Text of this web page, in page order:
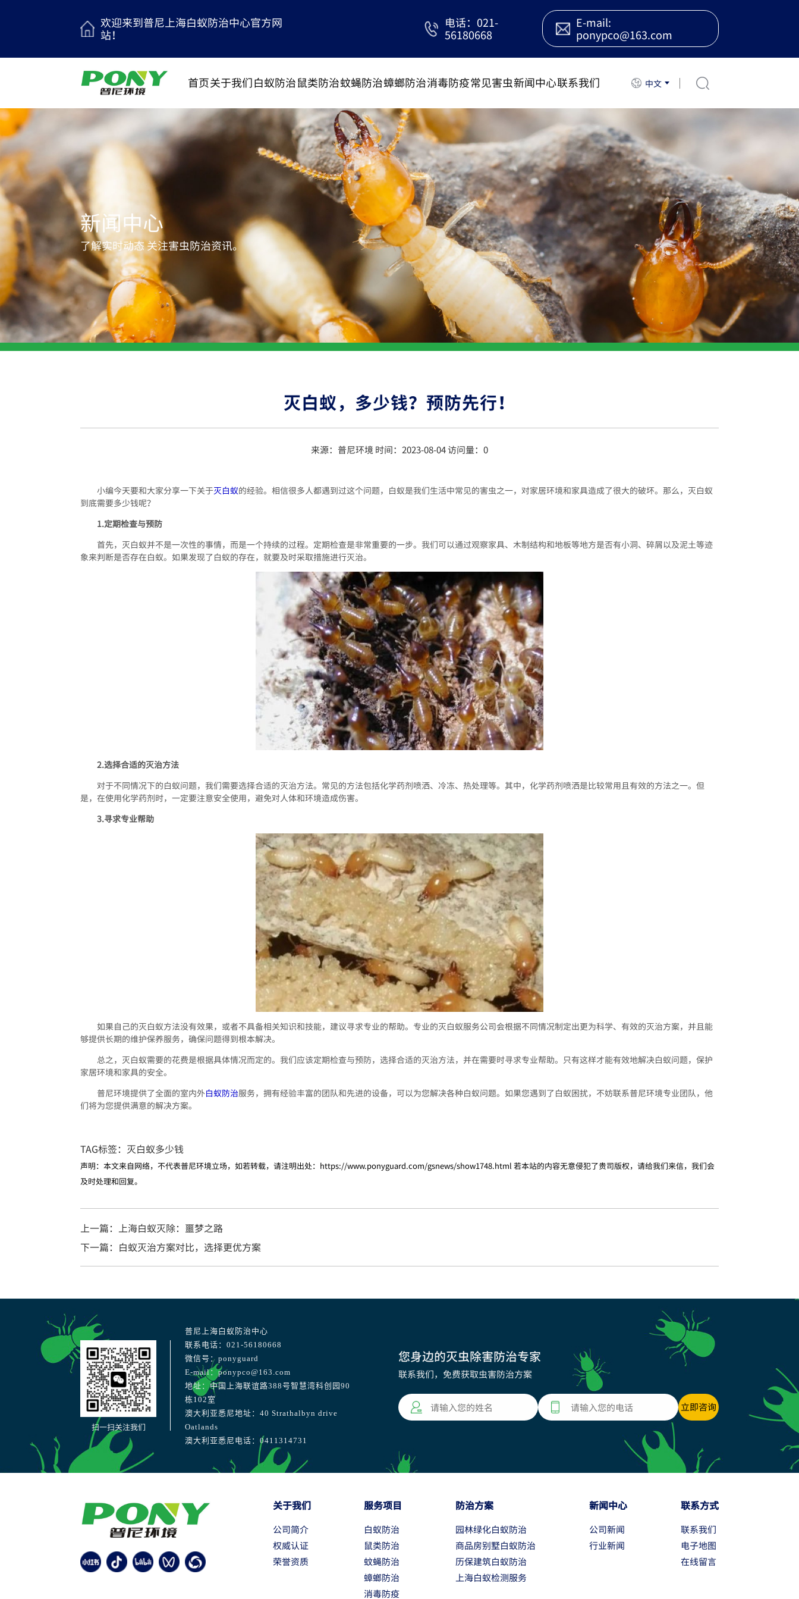
欢迎来到普尼上海白蚁防治中心官方网
站！
电话：021-
56180668
E-mail:
ponypco@163.com
首页关于我们白蚁防治鼠类防治蚊蝇防治蟑螂防治消毒防疫常见害虫新闻中心联系我们 中文
新闻中心
了解实时动态 关注害虫防治资讯。
灭白蚁，多少钱？预防先行！
来源：普尼环境 时间：2023-08-04 访问量： 0
小编今天要和大家分享一下关于灭白蚁的经验。相信很多人都遇到过这个问题，白蚁是我们生活中常见的害虫之一，对家居环境和家具造成了很大的破坏。那么，灭白蚁
到底需要多少钱呢？
1.定期检查与预防
首先，灭白蚁并不是一次性的事情，而是一个持续的过程。定期检查是非常重要的一步。我们可以通过观察家具、木制结构和地板等地方是否有小洞、碎屑以及泥土等迹
象来判断是否存在白蚁。如果发现了白蚁的存在，就要及时采取措施进行灭治。
2.选择合适的灭治方法
对于不同情况下的白蚁问题，我们需要选择合适的灭治方法。常见的方法包括化学药剂喷洒、冷冻、热处理等。其中，化学药剂喷洒是比较常用且有效的方法之一。但
是，在使用化学药剂时，一定要注意安全使用，避免对人体和环境造成伤害。
3.寻求专业帮助
如果自己的灭白蚁方法没有效果，或者不具备相关知识和技能，建议寻求专业的帮助。专业的灭白蚁服务公司会根据不同情况制定出更为科学、有效的灭治方案，并且能
够提供长期的维护保养服务，确保问题得到根本解决。
总之，灭白蚁需要的花费是根据具体情况而定的。我们应该定期检查与预防，选择合适的灭治方法，并在需要时寻求专业帮助。只有这样才能有效地解决白蚁问题，保护
家居环境和家具的安全。
普尼环境提供了全面的室内外白蚁防治服务，拥有经验丰富的团队和先进的设备，可以为您解决各种白蚁问题。如果您遇到了白蚁困扰，不妨联系普尼环境专业团队，他
们将为您提供满意的解决方案。
TAG标签： 灭白蚁多少钱
声明：本文来自网络，不代表普尼环境立场，如若转载，请注明出处： https://www.ponyguard.com/gsnews/show1748.html 若本站的内容无意侵犯了贵司版权，请给我们来信，我们会
及时处理和回复。
上一篇：上海白蚁灭除：噩梦之路
下一篇：白蚁灭治方案对比，选择更优方案
扫一扫关注我们
普尼上海白蚁防治中心
联系电话：021-56180668
微信号：ponyguard
E-mail：ponypco@163.com
地址：中国上海联谊路388号智慧湾科创园90
栋102室
澳大利亚悉尼地址：40 Strathalbyn drive
Oatlands
澳大利亚悉尼电话：0411314731
您身边的灭虫除害防治专家
联系我们，免费获取虫害防治方案
关于我们
公司简介
权威认证
荣誉资质
服务项目
白蚁防治
鼠类防治
蚊蝇防治
蟑螂防治
消毒防疫
防治方案
园林绿化白蚁防治
商品房别墅白蚁防治
历保建筑白蚁防治
上海白蚁检测服务
新闻中心
公司新闻
行业新闻
联系方式
联系我们
电子地图
在线留言